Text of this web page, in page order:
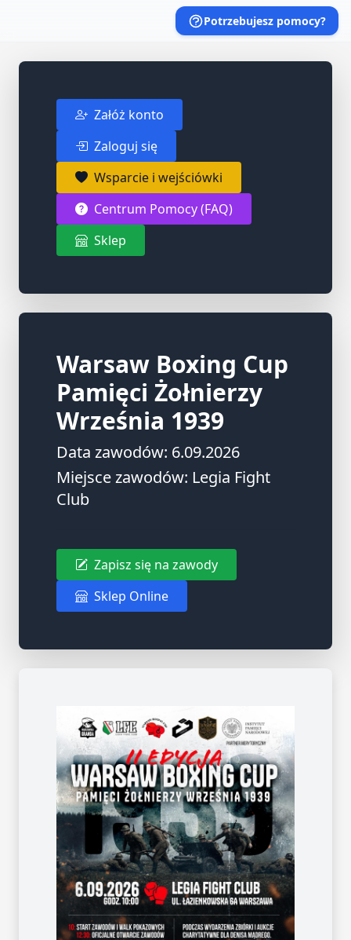
Potrzebujesz pomocy?
Załóż konto
Zaloguj się
Wsparcie i wejściówki
Centrum Pomocy (FAQ)
Sklep
Warsaw Boxing Cup
Pamięci Żołnierzy
Września 1939
Data zawodów: 6.09.2026
Miejsce zawodów: Legia Fight
Club
Zapisz się na zawody
Sklep Online